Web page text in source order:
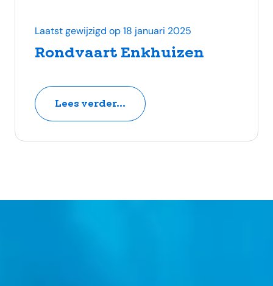
Rondvaart Enkhuizen
Laatst gewijzigd op 18 januari 2025
Lees verder...